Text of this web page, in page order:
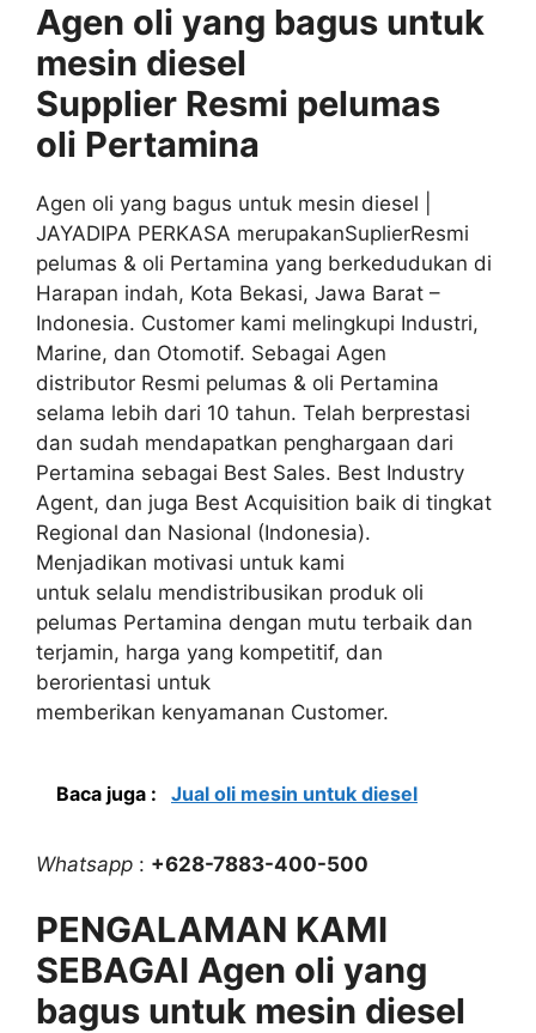
Agen oli yang bagus untuk
mesin diesel
Supplier Resmi pelumas
oli Pertamina
Agen oli yang bagus untuk mesin diesel |
JAYADIPA PERKASA merupakanSuplierResmi
pelumas & oli Pertamina yang berkedudukan di
Harapan indah, Kota Bekasi, Jawa Barat –
Indonesia. Customer kami melingkupi Industri,
Marine, dan Otomotif. Sebagai Agen
distributor Resmi pelumas & oli Pertamina
selama lebih dari 10 tahun. Telah berprestasi
dan sudah mendapatkan penghargaan dari
Pertamina sebagai Best Sales. Best Industry
Agent, dan juga Best Acquisition baik di tingkat
Regional dan Nasional (Indonesia).
Menjadikan motivasi untuk kami
untuk selalu mendistribusikan produk oli
pelumas Pertamina dengan mutu terbaik dan
terjamin, harga yang kompetitif, dan
berorientasi untuk
memberikan kenyamanan Customer.
Baca juga : Jual oli mesin untuk diesel
Whatsapp : +628-7883-400-500
PENGALAMAN KAMI
SEBAGAI Agen oli yang
bagus untuk mesin diesel